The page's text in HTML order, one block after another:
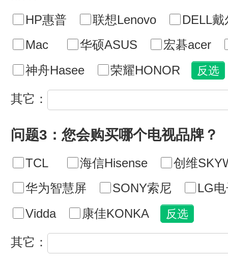
HP惠普 联想Lenovo
DELL戴
Mac
华硕ASUS
宏碁acer
神舟Hasee
荣耀HONOR
其它：
问题3：您会购买哪个电视品牌？
TCL 海信Hisense
创维
华为智慧屏
SONY索尼
LG
Vidda
康佳KONKA
其它：